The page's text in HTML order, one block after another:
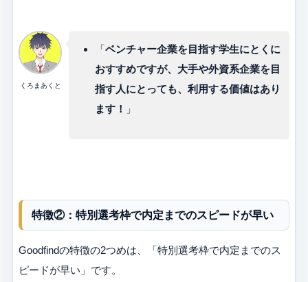
くろまあくと
「ベンチャー企業を目指す学生にとくに
おすすめですが、大手や外資系企業を目
指す人にとっても、利用する価値はあり
ます！
」
特徴②：特別選考枠で内定までのスピードが早い
Goodfindの特徴の2つめは、「特別選考枠で内定までのス
ピードが早い」です。